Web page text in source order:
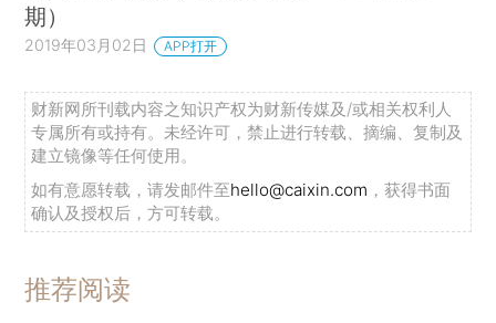
期）
2019年03月02日 APP打开
财新网所刊载内容之知识产权为财新传媒及/或相关权利人
专属所有或持有。未经许可，禁止进行转载、摘编、复制及
建立镜像等任何使用。
如有意愿转载，请发邮件至hello@caixin.com ，获得书面
确认及授权后，方可转载。
推荐阅读